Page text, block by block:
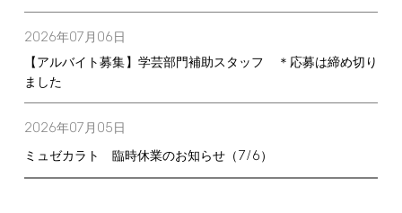
2026年07月 06日
【アルバイト募集】学芸部門補助スタッフ ＊応募は締め切り
ました
2026年07月 05日
ミュゼカラト 臨時休業のお知らせ（7/6）